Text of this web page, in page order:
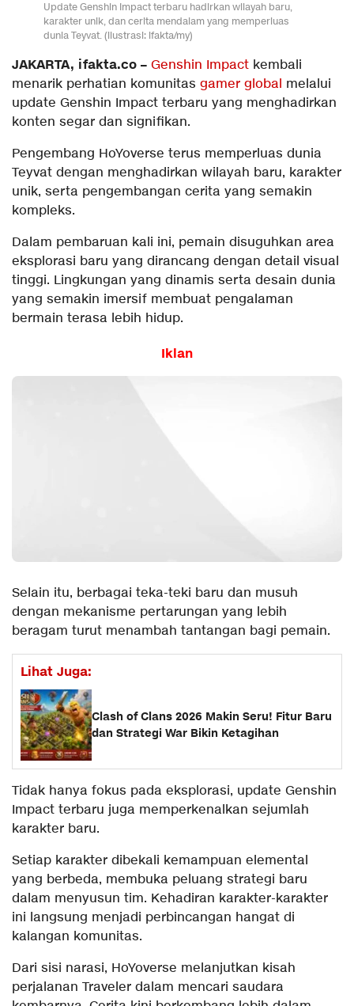
Update Genshin Impact terbaru hadirkan wilayah baru,
karakter unik, dan cerita mendalam yang memperluas
dunia Teyvat. (ilustrasi: ifakta/my)
JAKARTA, ifakta.co – Genshin Impact kembali
menarik perhatian komunitas gamer global melalui
update Genshin Impact terbaru yang menghadirkan
konten segar dan signifikan.
Pengembang HoYoverse terus memperluas dunia
Teyvat dengan menghadirkan wilayah baru, karakter
unik, serta pengembangan cerita yang semakin
kompleks.
Dalam pembaruan kali ini, pemain disuguhkan area
eksplorasi baru yang dirancang dengan detail visual
tinggi. Lingkungan yang dinamis serta desain dunia
yang semakin imersif membuat pengalaman
bermain terasa lebih hidup.
Iklan
Selain itu, berbagai teka-teki baru dan musuh
dengan mekanisme pertarungan yang lebih
beragam turut menambah tantangan bagi pemain.
Lihat Juga:
Clash of Clans 2026 Makin Seru! Fitur Baru
dan Strategi War Bikin Ketagihan
Tidak hanya fokus pada eksplorasi, update Genshin
Impact terbaru juga memperkenalkan sejumlah
karakter baru.
Setiap karakter dibekali kemampuan elemental
yang berbeda, membuka peluang strategi baru
dalam menyusun tim. Kehadiran karakter-karakter
ini langsung menjadi perbincangan hangat di
kalangan komunitas.
Dari sisi narasi, HoYoverse melanjutkan kisah
perjalanan Traveler dalam mencari saudara